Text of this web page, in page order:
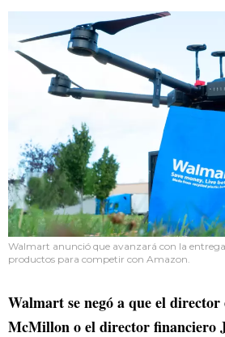
Walmart anunció que avanzará con la
productos para competir con Amazon.
Walmart se negó a que el
McMillon o el director financiero